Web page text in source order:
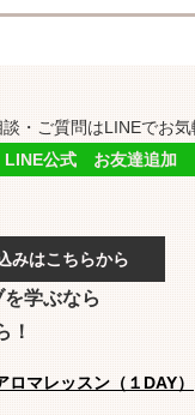
・ご質問はLINEでお気
LINE公式 お友達追加
みはこちらから
学ぶなら
！
マレッスン（１DAY）